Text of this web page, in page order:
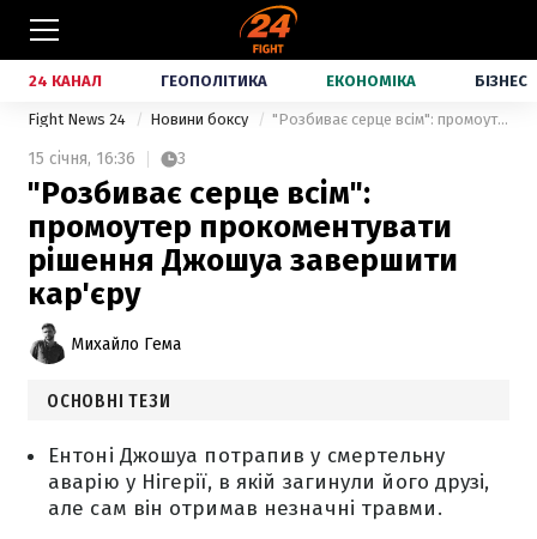
24 КАНАЛ ГЕОПОЛІТИКА ЕКОНОМІКА БІЗНЕС
Fight News 24 Новини боксу "Розбиває серце всім": промоутер прокоментувати рішення Джошуа завершити кар'єру
15 січня, 16:36 3
"Розбиває серце всім":
промоутер прокоментувати
рішення Джошуа завершити
кар'єру
Михайло Гема
ОСНОВНІ ТЕЗИ
Ентоні Джошуа потрапив у смертельну
аварію у Нігерії, в якій загинули його друзі,
але сам він отримав незначні травми.